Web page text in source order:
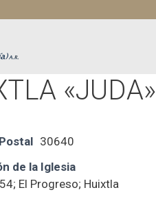
«JUDA»
30640
de la Iglesia
El Progreso; Huixtla